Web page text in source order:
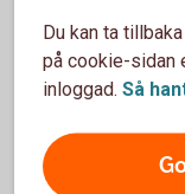
Access Mix
(räntedel)
Du kan ta
på cookie-sidan
inloggad. Så